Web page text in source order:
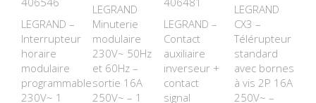
LEGRAND –
Interrupteur
horaire
modulaire
programmable
230V~ 1
LEGRAND
Minuterie
modulaire
230V~ 50Hz
et 60Hz –
sortie 16A
250V~ – 1
LEGRAND –
Contact
auxiliaire
inverseur +
contact
signal
LEGRAND
CX3 –
Télérupteur
standard
avec bornes
à vis 2P 16A
250V~ –